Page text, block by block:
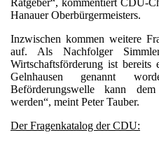
Hanauer Oberbürgermeisters.
Inzwischen kommen weitere
auf. Als Nachfolger
Wirtschaftsförderung ist bereits
Gelnhausen genannt
Beförderungswelle kann
werden“, meint Peter Tauber.
Der Fragenkatalog der CDU: